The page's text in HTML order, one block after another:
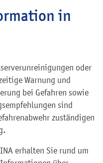
in
oder
Warnung und
bei Gefahren sowie
sind
zuständigen
erhalten Sie rund um